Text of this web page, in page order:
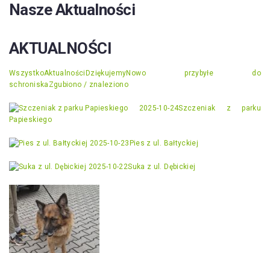
Nasze Aktualności
AKTUALNOŚCI
WszystkoAktualności DziękujemyNowo przybyłe do
schroniska Zgubiono / znaleziono
2025-10-24Szczeniak z parku
Papieskiego
2025-10-23 Pies z ul. Bałtyckiej
2025-10-22Suka z ul. Dębickiej